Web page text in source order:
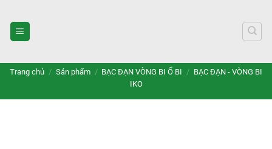
qua
nội
Trang chủ / Sản phẩm / BẠC ĐẠN VÒNG BI Ổ BI / BẠC ĐẠN - VÒNG BI
IKO